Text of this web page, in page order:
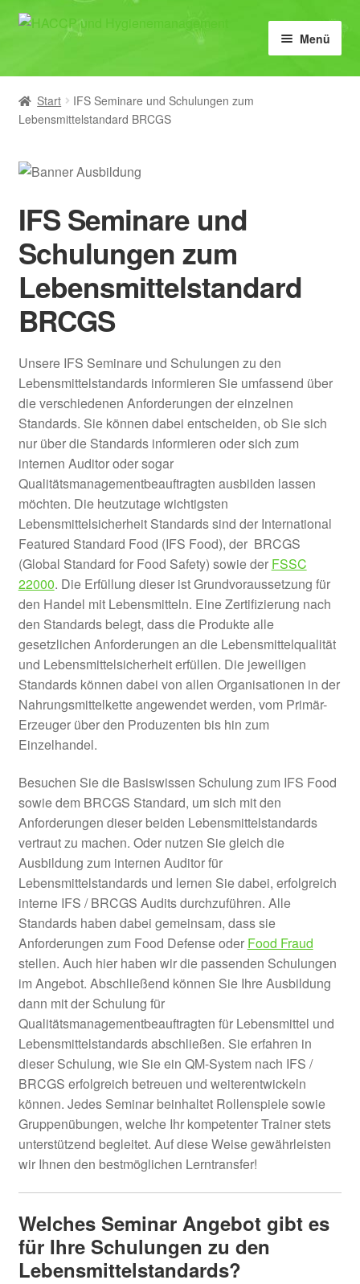
Zur
Zum
Menü
Home
HACCP
Lebensmittelhygiene
Schulungen
E-Learning
Vorlagen
Start
IFS Seminare und Schulungen zum
Lebensmittelstandard BRCGS
IFS Seminare und
Schulungen zum
Lebensmittelstandard
BRCGS
Unsere IFS Seminare und Schulungen zu den
Lebensmittelstandards informieren Sie umfassend über
die verschiedenen Anforderungen der einzelnen
Standards. Sie können dabei entscheiden, ob Sie sich
nur über die Standards informieren oder sich zum
internen Auditor oder sogar
Qualitätsmanagementbeauftragten ausbilden lassen
möchten. Die heutzutage wichtigsten
Lebensmittelsicherheit Standards sind der International
Featured Standard Food (IFS Food), der BRCGS
(Global Standard for Food Safety) sowie der FSSC
22000. Die Erfüllung dieser ist Grundvoraussetzung für
den Handel mit Lebensmitteln. Eine Zertifizierung nach
den Standards belegt, dass die Produkte alle
gesetzlichen Anforderungen an die Lebensmittelqualität
und Lebensmittelsicherheit erfüllen. Die jeweiligen
Standards können dabei von allen Organisationen in der
Nahrungsmittelkette angewendet werden, vom Primär-
Erzeuger über den Produzenten bis hin zum
Einzelhandel.
Besuchen Sie die Basiswissen Schulung zum IFS Food
sowie dem BRCGS Standard, um sich mit den
Anforderungen dieser beiden Lebensmittelstandards
vertraut zu machen. Oder nutzen Sie gleich die
Ausbildung zum internen Auditor für
Lebensmittelstandards und lernen Sie dabei, erfolgreich
interne IFS / BRCGS Audits durchzuführen. Alle
Standards haben dabei gemeinsam, dass sie
Anforderungen zum Food Defense oder Food Fraud
stellen. Auch hier haben wir die passenden Schulungen
im Angebot. Abschließend können Sie Ihre Ausbildung
dann mit der Schulung für
Qualitätsmanagementbeauftragten für Lebensmittel und
Lebensmittelstandards abschließen. Sie erfahren in
dieser Schulung, wie Sie ein QM-System nach IFS /
BRCGS erfolgreich betreuen und weiterentwickeln
können. Jedes Seminar beinhaltet Rollenspiele sowie
Gruppenübungen, welche Ihr kompetenter Trainer stets
unterstützend begleitet. Auf diese Weise gewährleisten
wir Ihnen den bestmöglichen Lerntransfer!
Welches Seminar Angebot gibt es
für Ihre Schulungen zu den
Lebensmittelstandards?